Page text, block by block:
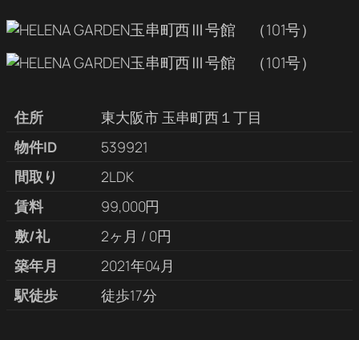
住所
東大阪市 玉串町西１丁目
物件ID
539921
間取り
2LDK
賃料
99,000円
敷/礼
2ヶ月 / 0円
築年月
2021年04月
駅徒歩
徒歩17分